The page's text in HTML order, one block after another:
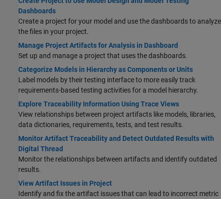
Dashboards
Create a project for your model and use the dashboards to analyze
the files in your project.
Manage Project Artifacts for Analysis in Dashboard
Set up and manage a project that uses the dashboards.
Categorize Models in Hierarchy as Components or Units
Label models by their testing interface to more easily track
requirements-based testing activities for a model hierarchy.
Explore Traceability Information Using Trace Views
View relationships between project artifacts like models, libraries,
data dictionaries, requirements, tests, and test results.
Monitor Artifact Traceability and Detect Outdated Results with
Digital Thread
Monitor the relationships between artifacts and identify outdated
results.
View Artifact Issues in Project
Identify and fix the artifact issues that can lead to incorrect metric